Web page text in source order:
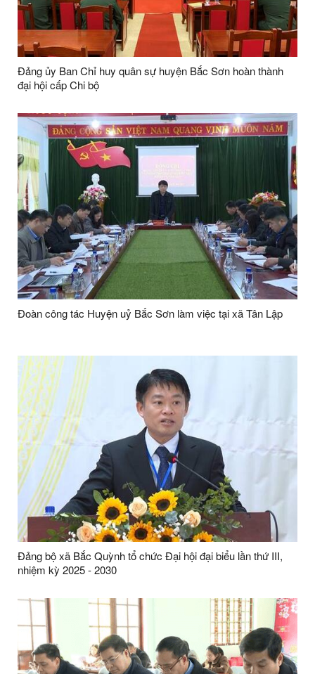
Đảng ủy Ban Chỉ huy quân sự huyện Bắc Sơn hoàn thành
đại hội cấp Chi bộ
Đoàn công tác Huyện uỷ Bắc Sơn làm việc tại xã Tân Lập
Đảng bộ xã Bắc Quỳnh tổ chức Đại hội đại biểu lần thứ III,
nhiệm kỳ 2025 - 2030